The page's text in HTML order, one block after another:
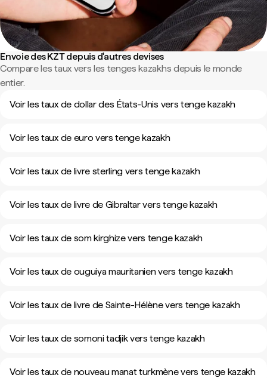
Envoie des KZT depuis d'autres devises
Compare les taux vers les tenges kazakhs depuis le monde
entier.
Voir les taux de dollar des États-Unis vers tenge kazakh
Voir les taux de euro vers tenge kazakh
Voir les taux de livre sterling vers tenge kazakh
Voir les taux de livre de Gibraltar vers tenge kazakh
Voir les taux de som kirghize vers tenge kazakh
Voir les taux de ouguiya mauritanien vers tenge kazakh
Voir les taux de livre de Sainte-Hélène vers tenge kazakh
Voir les taux de somoni tadjik vers tenge kazakh
Voir les taux de nouveau manat turkmène vers tenge kazakh